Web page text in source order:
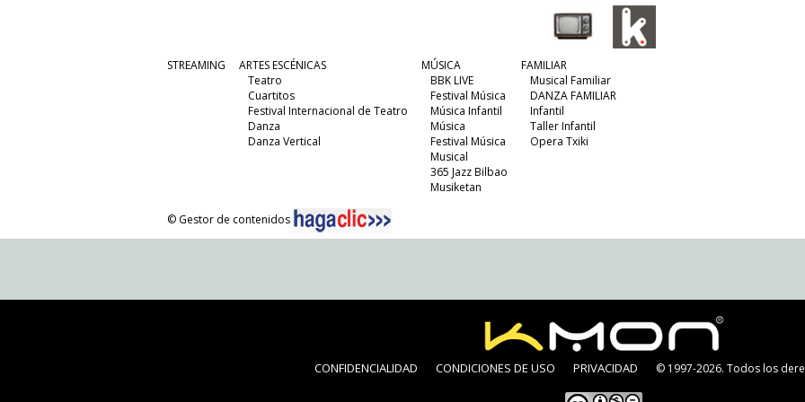
STREAMING
ARTES ESCÉNICAS
Teatro
Cuartitos
Festival Internacional de Teatro
Danza
Danza Vertical
MÚSICA
BBK LIVE
Festival Música
Música Infantil
Música
Festival Música
Musical
365 Jazz Bilbao
Musiketan
FAMILIAR
Musical Familiar
DANZA FAMILIAR
Infantil
Taller Infantil
Opera Txiki
© Gestor de contenidos
CONFIDENCIALIDAD CONDICIONES DE USO PRIVACIDAD © 1997-2026. Todos los